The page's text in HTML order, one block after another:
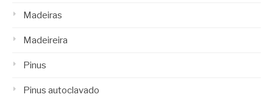
Madeiras
Madeireira
Pinus
Pinus autoclavado